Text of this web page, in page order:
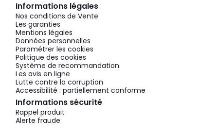
Informations légales
Nos conditions de Vente
Les garanties
Mentions légales
Données personnelles
Paramétrer les cookies
Politique des cookies
Système de recommandation
Les avis en ligne
Lutte contre la corruption
Accessibilité : partiellement conforme
Informations sécurité
Rappel produit
Alerte fraude